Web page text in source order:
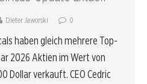
Dieter Jaworski 0
haben gleich mehrere Top-
2026 Aktien im Wert von
Dollar verkauft. CEO Cedric